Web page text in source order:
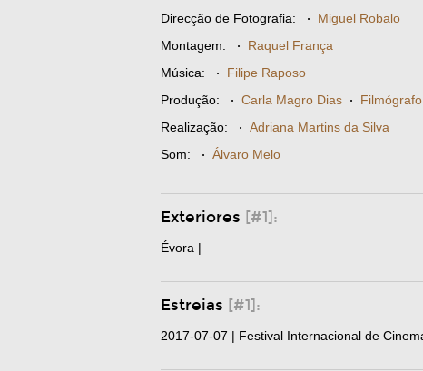
Direcção de Fotografia: · Miguel Robalo
Montagem: · Raquel França
Música: · Filipe Raposo
Produção: · Carla Magro Dias · Filmógrafo
Realização: · Adriana Martins da Silva
Som: · Álvaro Melo
Exteriores [#1]:
Évora |
Estreias [#1]:
2017-07-07 | Festival Internacional de